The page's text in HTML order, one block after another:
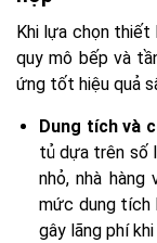
Khi lựa chọn thiết
quy mô bếp và
ứng tốt hiệu quả
Dung tích và
tủ dựa trên số
nhỏ, nhà
mức dung tích
gây lãng phí khi